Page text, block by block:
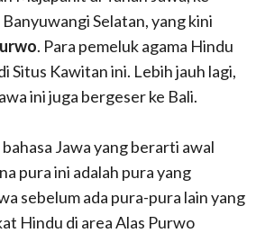
Selatan, yang kini
. Para pemeluk agama Hindu
Situs Kawitan ini. Lebih jauh lagi,
ini juga bergeser ke Bali.
Jawa yang berarti awal
pura ini adalah pura yang
sebelum ada pura-pura lain yang
Hindu di area Alas Purwo